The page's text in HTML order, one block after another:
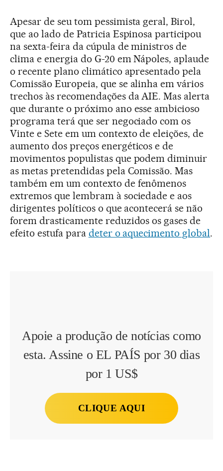
Apesar de seu tom pessimista geral, Birol,
que ao lado de Patricia Espinosa participou
na sexta-feira da cúpula de ministros de
clima e energia do G-20 em Nápoles, aplaude
o recente plano climático apresentado pela
Comissão Europeia, que se alinha em vários
trechos às recomendações da AIE. Mas alerta
que durante o próximo ano esse ambicioso
programa terá que ser negociado com os
Vinte e Sete em um contexto de eleições, de
aumento dos preços energéticos e de
movimentos populistas que podem diminuir
as metas pretendidas pela Comissão. Mas
também em um contexto de fenômenos
extremos que lembram à sociedade e aos
dirigentes políticos o que acontecerá se não
forem drasticamente reduzidos os gases de
efeito estufa para deter o aquecimento global.
Apoie a produção de notícias como
esta. Assine o EL PAÍS por 30 dias
por 1 US$
CLIQUE AQUI